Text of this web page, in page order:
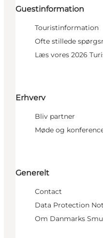
Guestinformation
Touristinformation
Ofte stillede
Læs vores 2026
Erhverv
Bliv partner
Møde og
Generelt
Contact
Data Protection
Om Danmarks